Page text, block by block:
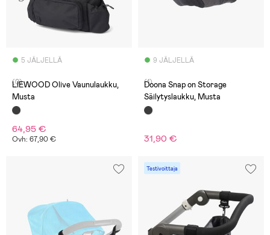
5 JÄLJELLÄ
(0)
LIEWOOD Olive Vaunulaukku,
Musta
64,95 €
Ovh: 67,90 €
9 JÄLJELLÄ
(1)
Doona Snap on Storage
Säilytyslaukku, Musta
31,90 €
Testivoittaja